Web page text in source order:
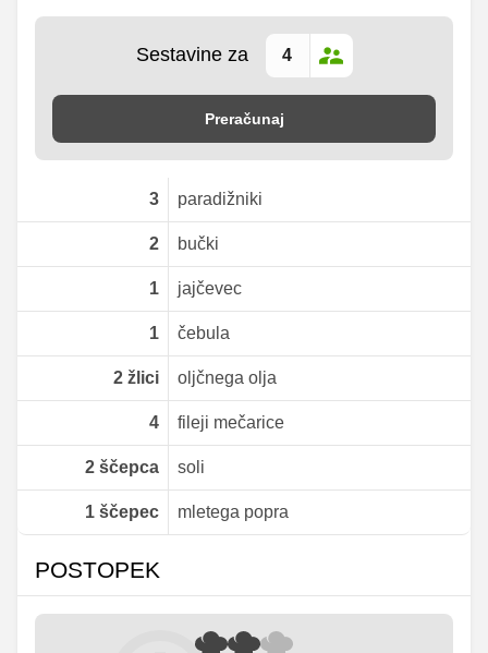
Sestavine za
Preračunaj
3 paradižniki
2 bučki
1 jajčevec
1 čebula
2žlici oljčnega olja
4 fileji mečarice
2ščepca soli
1ščepec mletega popra
POSTOPEK